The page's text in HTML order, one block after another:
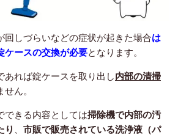
回しづらいなどの症状が起きた場合は
ケースの交換が必要となります。
あれば錠ケースを取り出し内部の清掃
ん。
できる内容としては掃除機で内部の汚
り
市販で販売されている洗浄液（パ